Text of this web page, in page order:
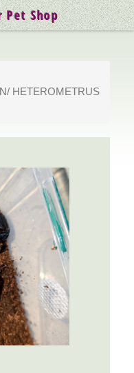
HETEROMETRUS
Pet Shop